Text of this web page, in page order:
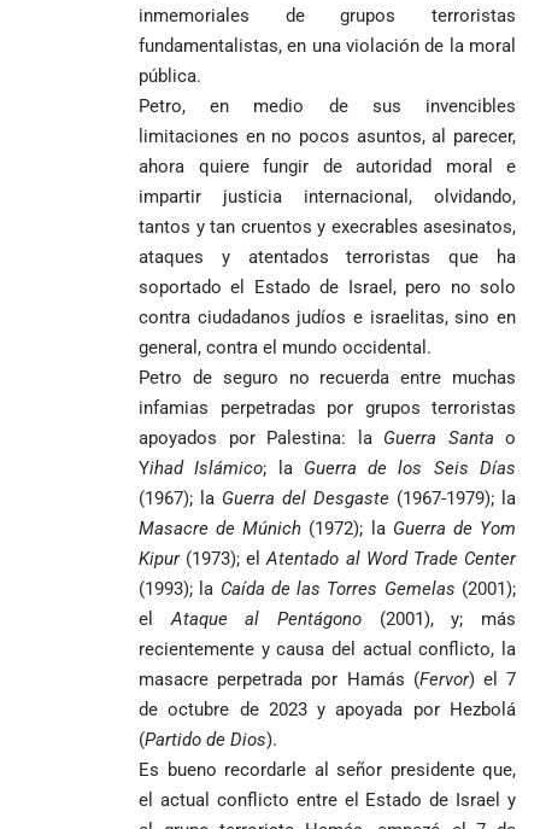
inmemoriales de grupos terroristas
fundamentalistas, en una violación de la moral
pública.
Petro, en medio de sus invencibles
limitaciones en no pocos asuntos, al parecer,
ahora quiere fungir de autoridad moral e
impartir justicia internacional, olvidando,
tantos y tan cruentos y execrables asesinatos,
ataques y atentados terroristas que ha
soportado el Estado de Israel, pero no solo
contra ciudadanos judíos e israelitas, sino en
general, contra el mundo occidental.
Petro de seguro no recuerda entre muchas
infamias perpetradas por grupos terroristas
apoyados por Palestina: la Guerra Santa o
Yihad Islámico; la Guerra de los Seis Días
(1967); la Guerra del Desgaste (1967-1979); la
Masacre de Múnich (1972); la Guerra de Yom
Kipur(1973); elAtentado al Word Trade Center
(1993); la Caída de las Torres Gemelas (2001);
elAtaque al Pentágono (2001), y; más
recientemente y causa del actual conflicto, la
masacre perpetrada por Hamás (Fervor) el 7
de octubre de 2023 y apoyada por Hezbolá
(Partido de Dios).
Es bueno recordarle al señor presidente que,
el actual conflicto entre el Estado de Israel y